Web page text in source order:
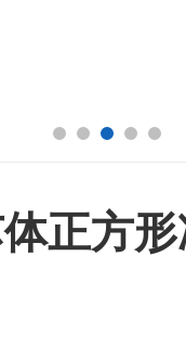
正方